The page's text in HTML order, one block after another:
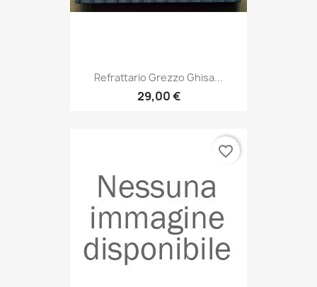
Refrattario Grezzo Ghisa...
29,00 €
favorite_border